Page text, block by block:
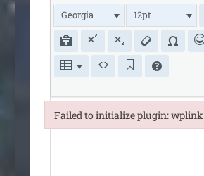
Georgia 12pt
Failed to initialize plugin: wplink
Failed to initialize plugin: wplink